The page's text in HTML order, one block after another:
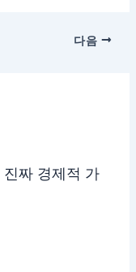
다음
짜 경제적 가